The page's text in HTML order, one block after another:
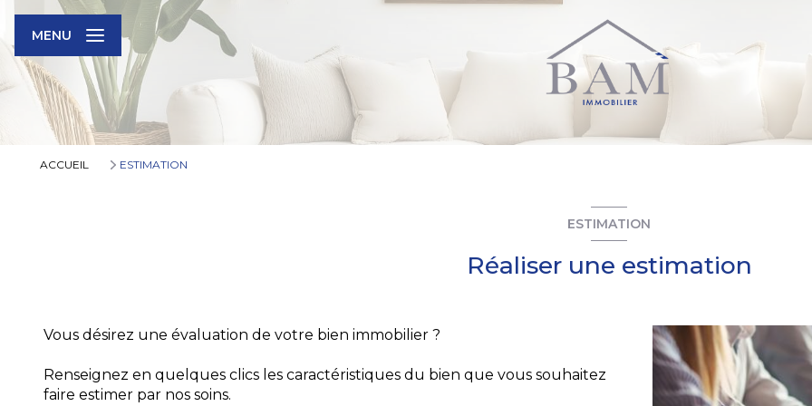
MENU
ACCUEIL ESTIMATION
ESTIMATION
Réaliser une estimation
Vous désirez une évaluation de votre bien immobilier ?
Renseignez en quelques clics les caractéristiques du bien que vous souhaitez
faire estimer par nos soins.